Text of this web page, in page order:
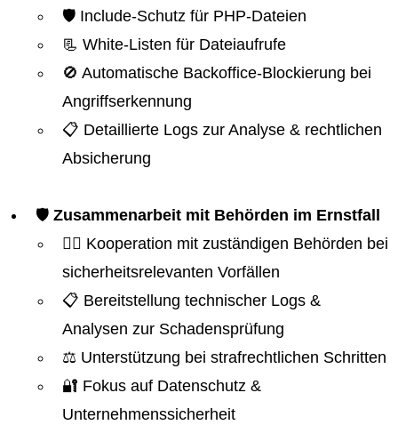
🛡️ Include-Schutz für PHP-Dateien
📃 White-Listen für Dateiaufrufe
🚫 Automatische Backoffice-Blockierung bei
Angriffserkennung
📋 Detaillierte Logs zur Analyse & rechtlichen
Absicherung
🛡️ Zusammenarbeit mit Behörden im Ernstfall
👮‍♂️ Kooperation mit zuständigen Behörden bei
sicherheitsrelevanten Vorfällen
📋 Bereitstellung technischer Logs &
Analysen zur Schadensprüfung
⚖️ Unterstützung bei strafrechtlichen Schritten
🔐 Fokus auf Datenschutz &
Unternehmenssicherheit